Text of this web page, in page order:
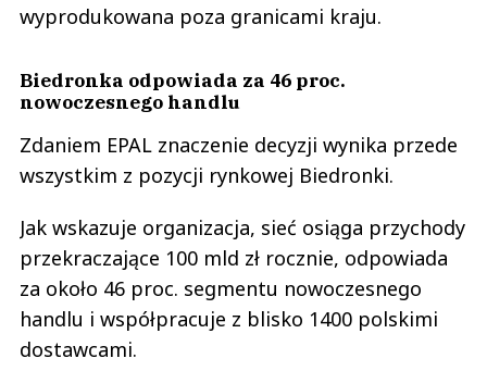
wyprodukowana poza granicami kraju.
Biedronka odpowiada za 46 proc.
nowoczesnego handlu
Zdaniem EPAL znaczenie decyzji wynika przede
wszystkim z pozycji rynkowej Biedronki.
Jak wskazuje organizacja, sieć osiąga przychody
przekraczające 100 mld zł rocznie, odpowiada
za około 46 proc. segmentu nowoczesnego
handlu i współpracuje z blisko 1400 polskimi
dostawcami.